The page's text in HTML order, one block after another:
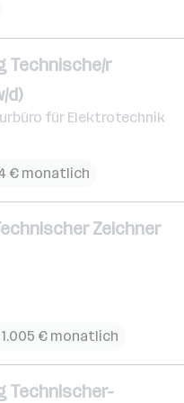
Technische/r
d)
für Elektrotechnik
€ monatlich
Zeichner
1.005 € monatlich
Technischer-